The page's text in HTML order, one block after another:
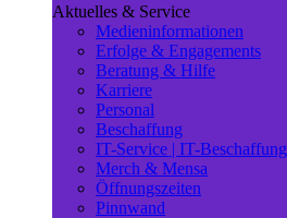
Aktuelles & Service
Medieninformationen
Erfolge & Engagements
Beratung & Hilfe
Karriere
Personal
Beschaffung
IT-Service | IT-Beschaffung
Merch & Mensa
Öffnungszeiten
Pinnwand